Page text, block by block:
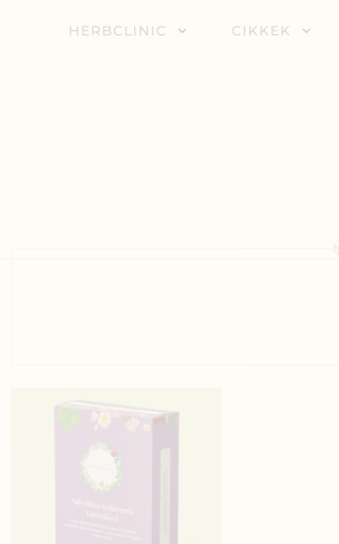
HERBCLINIC CIKKEK